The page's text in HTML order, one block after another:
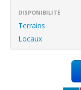
DISPONIBILITÉ
Terrains
Locaux